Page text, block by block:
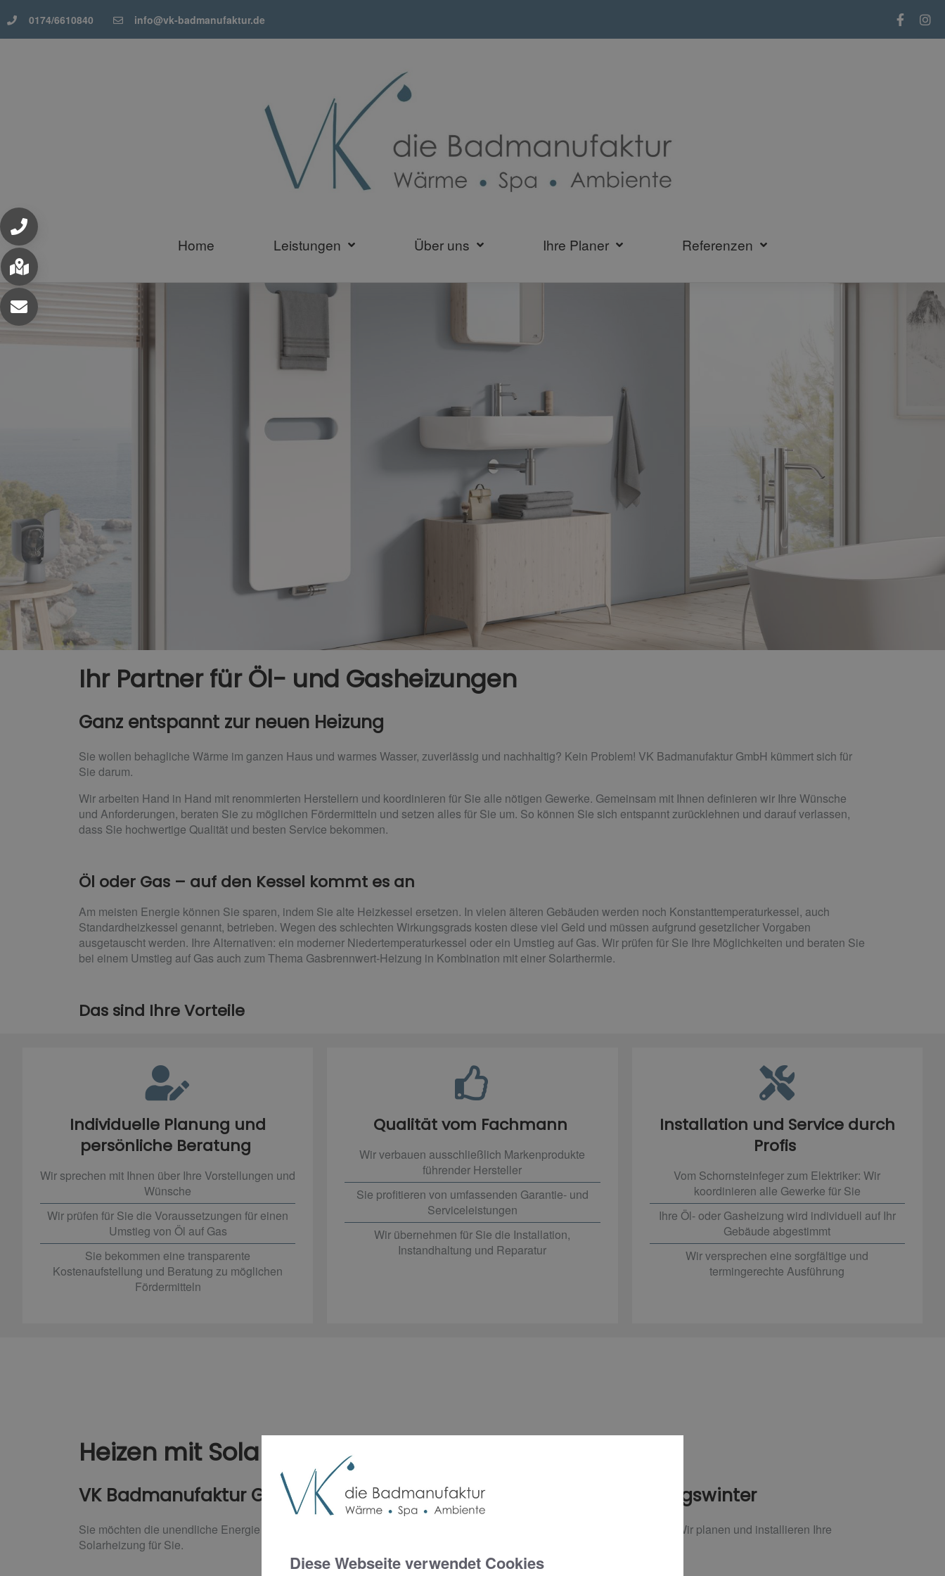
0174/6610840 info@vk-badmanufaktur.de
Home Leistungen Über uns Ihre Planer Referenzen
Ihr Partner für Öl- und Gasheizungen
Ganz entspannt zur neuen Heizung
Sie wollen behagliche Wärme im ganzen Haus und warmes Wasser, zuverlässig und nachhaltig? Kein Problem! VK Badmanufaktur GmbH kümmert sich für
Sie darum.
Wir arbeiten Hand in Hand mit renommierten Herstellern und koordinieren für Sie alle nötigen Gewerke. Gemeinsam mit Ihnen definieren wir Ihre Wünsche
und Anforderungen, beraten Sie zu möglichen Fördermitteln und setzen alles für Sie um. So können Sie sich entspannt zurücklehnen und darauf verlassen,
dass Sie hochwertige Qualität und besten Service bekommen.
Öl oder Gas – auf den Kessel kommt es an
Am meisten Energie können Sie sparen, indem Sie alte Heizkessel ersetzen. In vielen älteren Gebäuden werden noch Konstanttemperaturkessel, auch
Standardheizkessel genannt, betrieben. Wegen des schlechten Wirkungsgrads kosten diese viel Geld und müssen aufgrund gesetzlicher Vorgaben
ausgetauscht werden. Ihre Alternativen: ein moderner Niedertemperaturkessel oder ein Umstieg auf Gas. Wir prüfen für Sie Ihre Möglichkeiten und beraten Sie
bei einem Umstieg auf Gas auch zum Thema Gasbrennwert-Heizung in Kombination mit einer Solarthermie.
Das sind Ihre Vorteile
Individuelle Planung und
persönliche Beratung
Wir sprechen mit Ihnen über Ihre Vorstellungen und
Wünsche
Wir prüfen für Sie die Voraussetzungen für einen
Umstieg von Öl auf Gas
Sie bekommen eine transparente
Kostenaufstellung und Beratung zu möglichen
Fördermitteln
Qualität vom Fachmann
Wir verbauen ausschließlich Markenprodukte
führender Hersteller
Sie profitieren von umfassenden Garantie- und
Serviceleistungen
Wir übernehmen für Sie die Installation,
Instandhaltung und Reparatur
Installation und Service durch
Profis
Vom Schornsteinfeger zum Elektriker: Wir
koordinieren alle Gewerke für Sie
Ihre Öl- oder Gasheizung wird individuell auf Ihr
Gebäude abgestimmt
Wir versprechen eine sorgfältige und
termingerechte Ausführung
Heizen mit Solarenergie
VK Badmanufaktur GmbH: Ihr Partner für nachhaltiges Heizen in Königswinter
Sie möchten die unendliche Energie der Sonne nutzen, um in Ihrem Haus für wohlige Wärme zu sorgen? Kein Problem! Wir planen und installieren Ihre
Solarheizung für Sie.
Diese Webseite verwendet Cookies